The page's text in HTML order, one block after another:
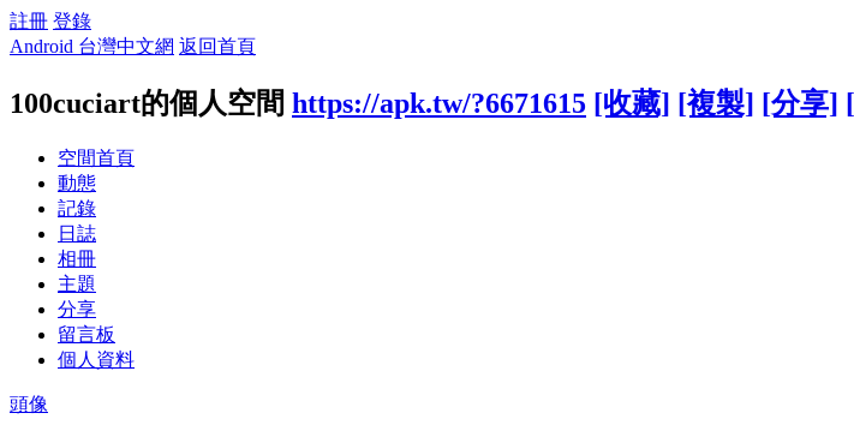
註冊 登錄
Android 台灣中文網 返回首頁
100cuciart的個人空間 https://apk.tw/?6671615 [收藏] [複製] [分享]
空間首頁
動態
記錄
日誌
相冊
主題
分享
留言板
個人資料
頭像